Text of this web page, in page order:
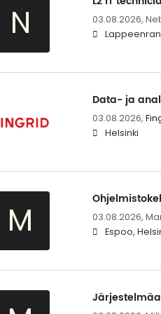
N 03.08.2026,
Data- ja
03.08.2026,
Helsinki
M 03.08.2026,
Espoo,